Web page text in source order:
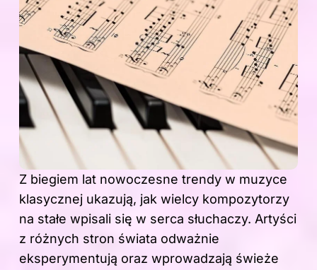
Z biegiem lat nowoczesne trendy w muzyce
klasycznej ukazują, jak wielcy kompozytorzy
na stałe wpisali się w serca słuchaczy. Artyści
z różnych stron świata odważnie
eksperymentują oraz wprowadzają świeże